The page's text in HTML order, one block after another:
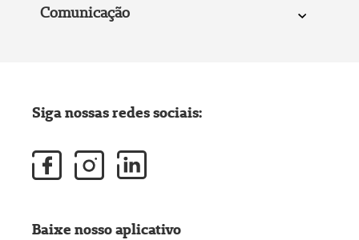
Comunicação
Siga nossas redes sociais:
Baixe nosso aplicativo